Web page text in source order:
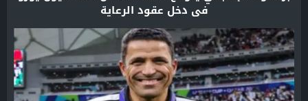
في دخل عقود الرعاية